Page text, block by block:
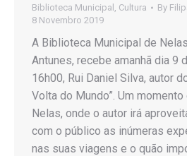
Biblioteca Municipal Cultura By
8 Novembro 2019
A Biblioteca Municipal de
Antunes, recebe amanhã dia 9
16h00, Rui Daniel Silva, autor
Volta do Mundo”. Um
Nelas, onde o autor irá
com o público as inúmeras
nas suas viagens e o quão